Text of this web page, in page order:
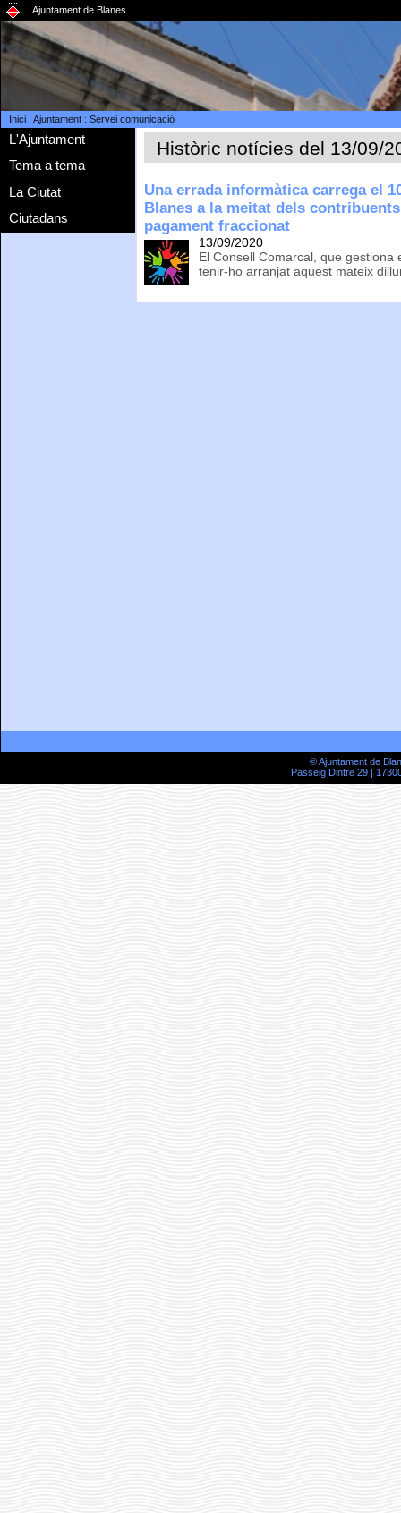
Ajuntament de Blanes
Inici: Ajuntament: Servei comunicació
L'Ajuntament
Tema a tema
La Ciutat
Ciutadans
Històric notícies del 13/09/
Una errada informàtica carrega el
Blanes a la meitat dels
pagament fraccionat
13/09/2020
El Consell Comarcal, que
tenir-ho arranjat aquest mateix
© Ajuntament de
Passeig Dintre 29 |